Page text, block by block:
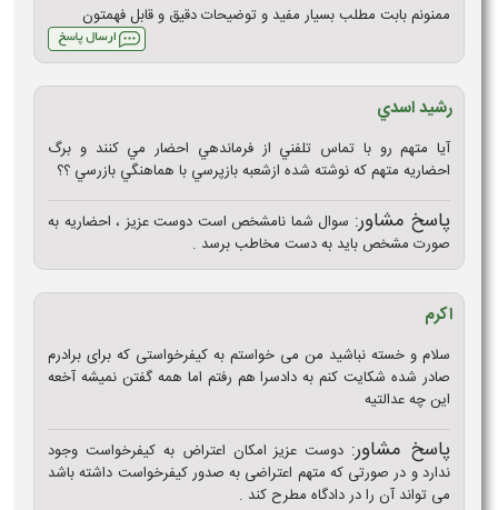
ممنونم بابت مطلب بسیار مفید و توضیحات دقیق و قابل فهمتون
رشيد اسدي
آيا متهم رو با تماس تلفني از فرماندهي احضار مي كنند و برگ
احضاريه متهم كه نوشته شده ازشعبه بازپرسي با هماهنگي بازرسي ؟؟
پاسخ مشاور: سوال شما نامشخص است دوست عزیز ، احضاریه به
صورت مشخص باید به دست مخاطب برسد .
اکرم
سلام و خسته نباشید من می خواستم به کیفرخواستی که برای برادرم
صادر شده شکایت کنم به دادسرا هم رفتم اما همه گفتن نمیشه آخعه
این چه عدالتیه
پاسخ مشاور: دوست عزیز امکان اعتراض به کیفرخواست وجود
ندارد و در صورتی که متهم اعتراضی به صدور کیفرخواست داشته باشد
می تواند آن را در دادگاه مطرح کند .